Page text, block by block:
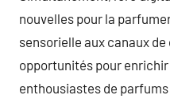
nouvelles pour la
sensorielle aux canaux
opportunités pour
enthousiastes de